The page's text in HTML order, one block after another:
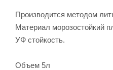
Производится методом
Материал морозостойкий
УФ стойкость.
Объем 5л